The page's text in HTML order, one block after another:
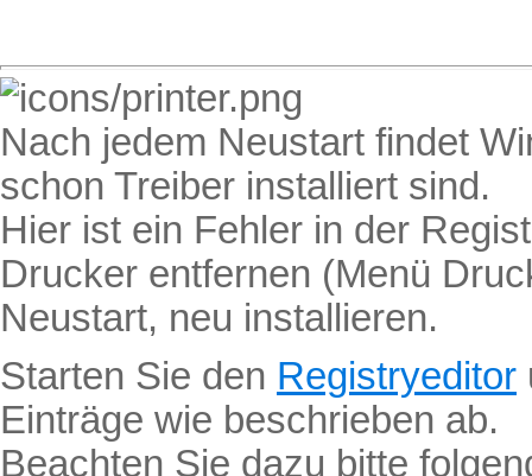
Nach jedem Neustart findet
schon Treiber installiert sind.
Hier ist ein Fehler in der
Drucker entfernen (Menü
Neustart, neu installieren.
Starten Sie den Registryeditor
Einträge wie beschrieben ab.
Beachten Sie dazu bitte